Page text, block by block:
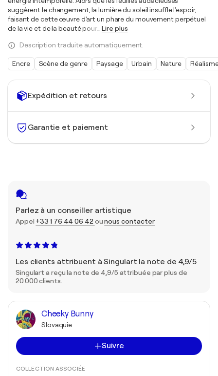
Expédition et retours
Garantie et paiement
Parlez à un conseiller artistique
Appel +33 1 76 44 06 42ounous contacter
Les clients attribuent à Singulart la note de 4,9/5
Singulart a reçu la note de 4,9/5 attribuée par plus de
20 000 clients.
Cheeky Bunny
Slovaquie
Suivre
COLLECTION ASSOCIÉE
suggèrent le changement, la lumière du soleil insuffle l'espoir,
faisant de cette œuvre d'art un phare du mouvement perpétuel
de la vie et de la beauté pour… Lire plus
Description traduite automatiquement.
Encre Scène de genre Paysage Urbain Nature